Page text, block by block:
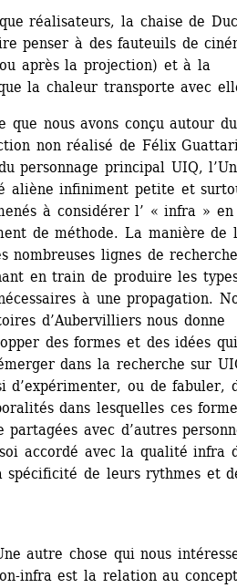
réalisateurs, la chaise de
penser à des fauteuils de
après la projection) et à la
la chaleur transporte avec
nous avons conçu autour du
non réalisé de Félix
personnage principal UIQ,
aliène infiniment petite et
à considérer l’ « infra » en
de méthode. La manière de
nombreuses lignes de
en train de produire les
à une propagation.
d’Aubervilliers nous donne
des formes et des idées qui
dans la recherche sur
d’expérimenter, ou de fabuler,
dans lesquelles ces
avec d’autres
accordé avec la qualité infra
spécificité de leurs rythmes et
autre chose qui nous
infra est la relation au